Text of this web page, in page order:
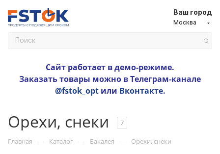
Ваш город
Москва
Сайт работает в демо-режиме.
Заказать товары можно в Телеграм-канале
@fstok_optили Вконтакте.
Орехи, снеки 7
Главная — Каталог — Бакалея — Орехи, снеки